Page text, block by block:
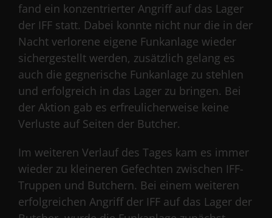
fand ein konzentrierter Angriff auf das Lager
der IFF statt. Dabei konnte nicht nur die in der
Nacht verlorene eigene Funkanlage wieder
sichergestellt werden, zusätzlich gelang es
auch die gegnerische Funkanlage zu stehlen
und erfolgreich in das Lager zu bringen. Bei
der Aktion gab es erfreulicherweise keine
Verluste auf Seiten der Butcher.
Im weiteren Verlauf des Tages kam es immer
wieder zu kleineren Gefechten zwischen IFF-
Truppen und Butchern. Bei einem weiteren
erfolgreichen Angriff der IFF auf das Lager der